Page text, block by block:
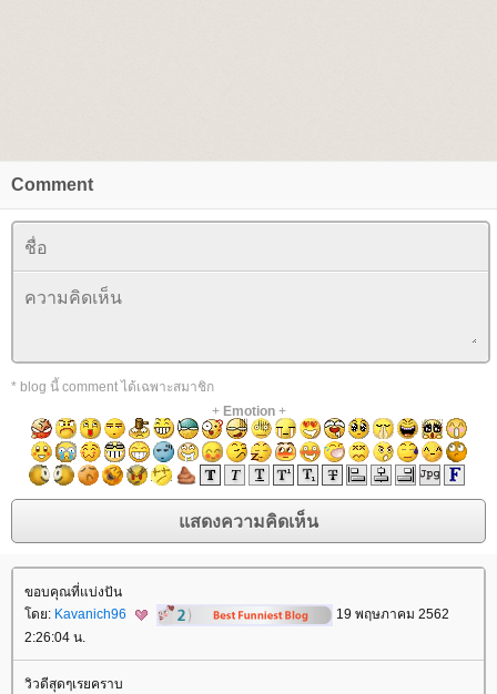
Comment
* blog นี้ comment ได้เฉพาะสมาชิก
+ Emotion+
ขอบคุณที่แบ่งปัน
ดย: Kavanich96
19 พฤษภาคม 2562
2:26:04 น.
วิวดีสุดๆเรยคราบ